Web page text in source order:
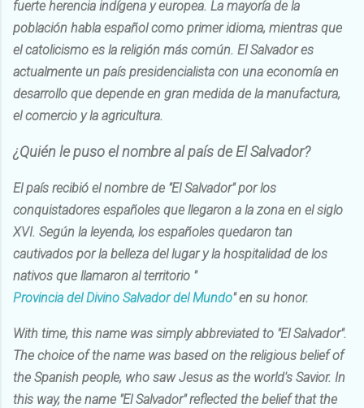
fuerte herencia indígena y europea. La mayoría de la
población habla español como primer idioma, mientras que
el catolicismo es la religión más común. El Salvador es
actualmente un país presidencialista con una economía en
desarrollo que depende en gran medida de la manufactura,
el comercio y la agricultura.
¿Quién le puso el nombre al país de El Salvador?
El país recibió el nombre de "El Salvador" por los
conquistadores españoles que llegaron a la zona en el siglo
XVI. Según la leyenda, los españoles quedaron tan
cautivados por la belleza del lugar y la hospitalidad de los
nativos que llamaron al territorio "
Provincia del Divino Salvador del Mundo" en su honor.
With time, this name was simply abbreviated to "El Salvador".
The choice of the name was based on the religious belief of
the Spanish people, who saw Jesus as the world's Savior. In
this way, the name "El Salvador" reflected the belief that the